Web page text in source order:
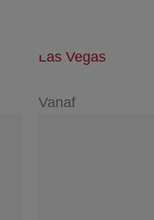
Las Vegas
Vanaf